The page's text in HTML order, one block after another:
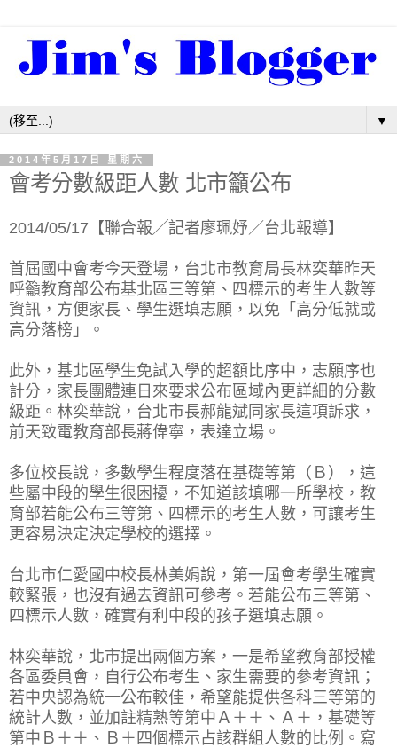
▼
2014年5月17日 星期六
會考分數級距人數 北市籲公布
2014/05/17【聯合報╱記者廖珮妤／台北報導】
首屆國中會考今天登場，台北市教育局長林奕華昨天
呼籲教育部公布基北區三等第、四標示的考生人數等
資訊，方便家長、學生選填志願，以免「高分低就或
高分落榜」。
此外，基北區學生免試入學的超額比序中，志願序也
計分，家長團體連日來要求公布區域內更詳細的分數
級距。林奕華說，台北市長郝龍斌同家長這項訴求，
前天致電教育部長蔣偉寧，表達立場。
多位校長說，多數學生程度落在基礎等第（Ｂ），這
些屬中段的學生很困擾，不知道該填哪一所學校，教
育部若能公布三等第、四標示的考生人數，可讓考生
更容易決定決定學校的選擇。
台北市仁愛國中校長林美娟說，第一屆會考學生確實
較緊張，也沒有過去資訊可參考。若能公布三等第、
四標示人數，確實有利中段的孩子選填志願。
林奕華說，北市提出兩個方案，一是希望教育部授權
各區委員會，自行公布考生、家生需要的參考資訊；
若中央認為統一公布較佳，希望能提供各科三等第的
統計人數，並加註精熟等第中Ａ＋＋、Ａ＋，基礎等
第中Ｂ＋＋、Ｂ＋四個標示占該群組人數的比例。寫